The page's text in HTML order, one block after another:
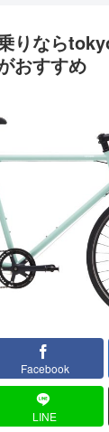
りなら
おすすめ
Facebook
LINE